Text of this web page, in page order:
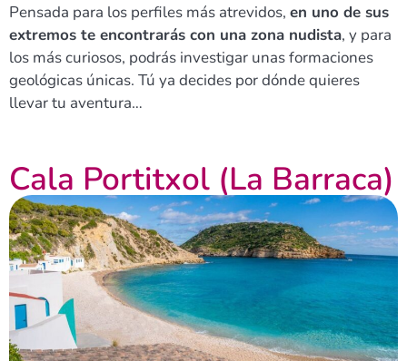
Pensada para los perfiles más atrevidos, en uno de sus
extremos te encontrarás con una zona nudista, y para
los más curiosos, podrás investigar unas formaciones
geológicas únicas. Tú ya decides por dónde quieres
llevar tu aventura…
Cala Portitxol (La Barraca)